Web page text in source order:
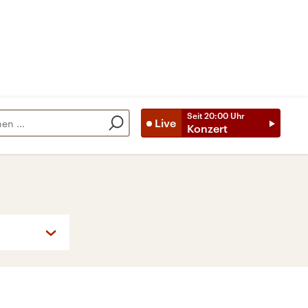
Live
Seit 20:00 Uhr
Konzert